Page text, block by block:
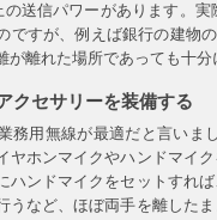
の送信パワーがあります。
ですが、例えば銀行の建物
が離れた場所であっても十分
クセサリーを装備する
務用無線が最適だと言いま
ヤホンマイクやハンドマイ
ハンドマイクをセットすれ
うなど、ほぼ両手を離した